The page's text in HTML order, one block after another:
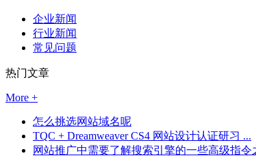
企业新闻
行业新闻
常见问题
热门文章
More +
怎么挑选网站域名呢
TQC + Dreamweaver CS4 网站设计认证研习 ...
网站推广中需要了解搜索引擎的一些高级指令